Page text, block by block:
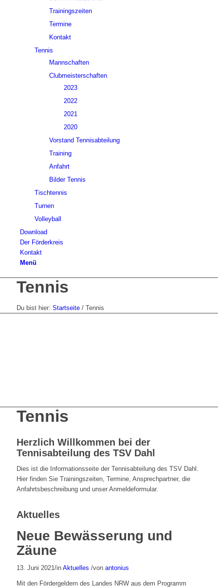
Trainingszeiten
Termine
Kontakt
Tennis
Mannschaften
Clubmeisterschaften
2023
2022
2021
2020
Vorstand Tennisabteilung
Training
Anfahrt
Bilder Tennis
Tischtennis
Turnen
Volleyball
Download
Der Förderkreis
Kontakt
Menü
Tennis
Du bist hier: Startseite / Tennis
Tennis
Herzlich Willkommen bei der
Tennisabteilung des TSV Dahl
Dies ist die Informationsseite der Tennisabteilung des TSV Dahl.
Hier finden Sie Trainingszeiten, Termine, Ansprechpartner, die
Anfahrtsbeschreibung und unser Anmeldeformular.
Aktuelles
Neue Bewässerung und
Zäune
13. Juni 2021/in Aktuelles /von antonius
Mit den Fördergeldern des Landes NRW aus dem Programm